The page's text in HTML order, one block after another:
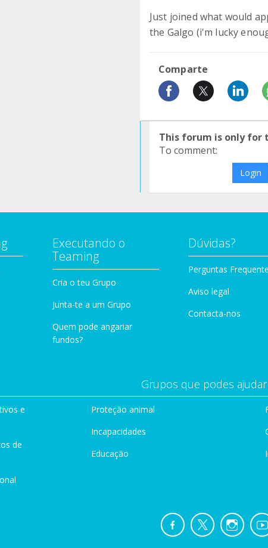
Just joined what would
the Galgo (i'm lucky
Comparte
This forum is only for
To comment:
Login
Executando o
Teaming
Cria o teu Grupo
Junta-te a um Grupo
Quem pode angariar
fundos?
Dúvidas?
Perguntas
Aviso legal
Contacta-nos
Grupos que podes
e
de
Proteção animal
Incapacidades
Educação